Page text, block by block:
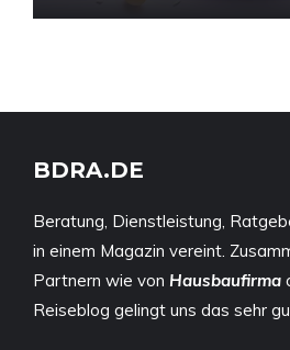
BDRA.DE
Beratung, Dienstleistung,
in einem Magazin vereint.
Partnern wie von Hausbaufirma
Reiseblog gelingt uns das sehr